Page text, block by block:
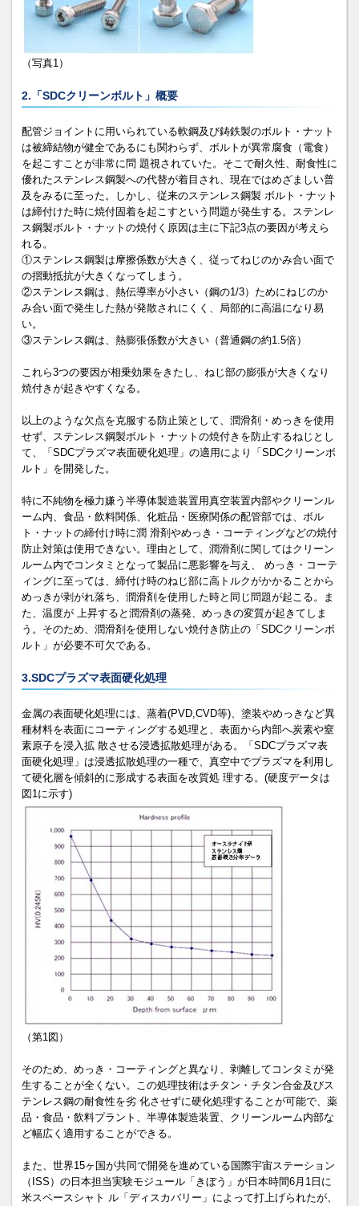
（写真1）
2.「SDCクリーンボルト」概要
配管ジョイントに用いられている軟鋼及び鋳鉄製のボルト・ナット
は被締結物が健全であるにも関わらず、ボルトが異常腐食（電食）
を起こすことが非常に問 題視されていた。そこで耐久性、耐食性に
優れたステンレス鋼製への代替が着目され、現在ではめざましい普
及をみるに至った。しかし、従来のステンレス鋼製 ボルト・ナット
は締付けた時に焼付固着を起こすという問題が発生する。ステンレ
ス鋼製ボルト・ナットの焼付く原因は主に下記3点の要因が考えら
れる。
①ステンレス鋼製は摩擦係数が大きく、従ってねじのかみ合い面で
の摺動抵抗が大きくなってしまう。
②ステンレス鋼は、熱伝導率が小さい（鋼の1/3）ためにねじのか
み合い面で発生した熱が発散されにくく、局部的に高温になり易
い。
③ステンレス鋼は、熱膨張係数が大きい（普通鋼の約1.5倍）
これら3つの要因が相乗効果をきたし、ねじ部の膨張が大きくなり
焼付きが起きやすくなる。
以上のような欠点を克服する防止策として、潤滑剤・めっきを使用
せず、ステンレス鋼製ボルト・ナットの焼付きを防止するねじとし
て、「SDCプラズマ表面硬化処理」の適用により「SDCクリーンボ
ルト」を開発した。
特に不純物を極力嫌う半導体製造装置用真空装置内部やクリーンル
ーム内、食品・飲料関係、化粧品・医療関係の配管部では、ボル
ト・ナットの締付け時に潤 滑剤やめっき・コーティングなどの焼付
防止対策は使用できない。理由として、潤滑剤に関してはクリーン
ルーム内でコンタミとなって製品に悪影響を与え、 めっき・コーテ
ィングに至っては、締付け時のねじ部に高トルクがかかることから
めっきが剥がれ落ち、潤滑剤を使用した時と同じ問題が起こる。ま
た、温度が 上昇すると潤滑剤の蒸発、めっきの変質が起きてしま
う。そのため、潤滑剤を使用しない焼付き防止の「SDCクリーンボ
ルト」が必要不可欠である。
3.SDCプラズマ表面硬化処理
金属の表面硬化処理には、蒸着(PVD,CVD等)、塗装やめっきなど異
種材料を表面にコーティングする処理と、表面から内部へ炭素や窒
素原子を浸入拡 散させる浸透拡散処理がある。「SDCプラズマ表
面硬化処理」は浸透拡散処理の一種で、真空中でプラズマを利用し
て硬化層を傾斜的に形成する表面を改質処 理する。(硬度データは
図1に示す)
（第1図）
そのため、めっき・コーティングと異なり、剥離してコンタミが発
生することが全くない。この処理技術はチタン・チタン合金及びス
テンレス鋼の耐食性を劣 化させずに硬化処理することが可能で、薬
品・食品・飲料プラント、半導体製造装置、クリーンルーム内部な
ど幅広く適用することができる。
また、世界15ヶ国が共同で開発を進めている国際宇宙ステーション
（ISS）の日本担当実験モジュール「きぼう」が日本時間6月1日に
米スペースシャト ル「ディスカバリー」によって打上げられたが、